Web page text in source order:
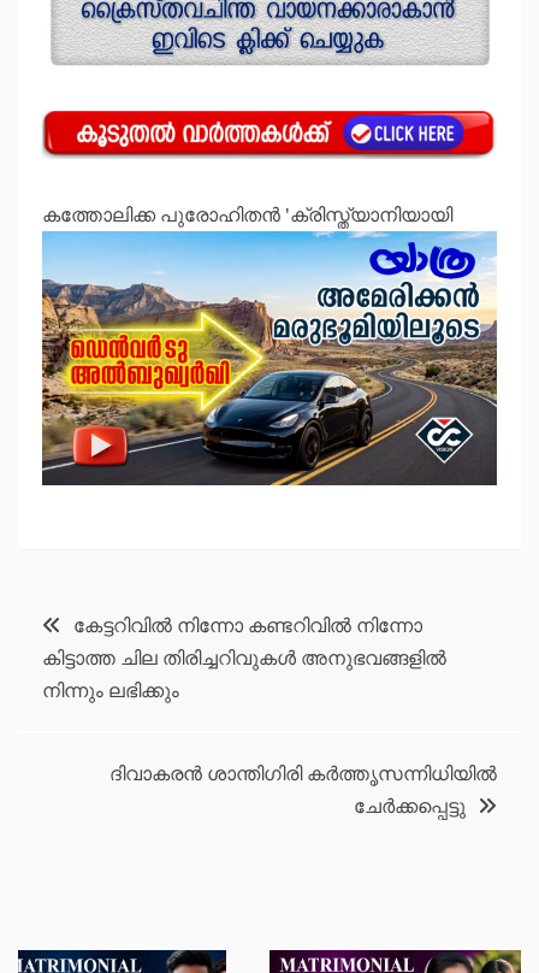
കത്തോലിക്ക പുരോഹിതന്‍ 'ക്രിസ്ത്യാനിയായി
Post
navigation
കേട്ടറിവില്‍ നിന്നോ കണ്ടറിവില്‍ നിന്നോ
കിട്ടാത്ത ചില തിരിച്ചറിവുകള്‍ അനുഭവങ്ങളില്‍
നിന്നും ലഭിക്കും
ദിവാകരൻ ശാന്തിഗിരി കർത്തൃസന്നിധിയിൽ
ചേർക്കപ്പെട്ടു